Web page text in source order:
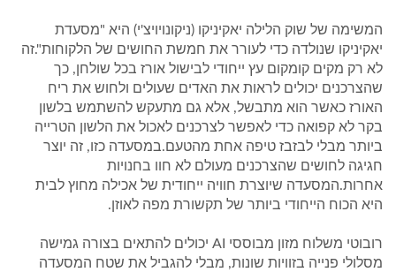
המשימה של שוק הלילה יאקיניקו (ניקונויויצ'י) היא "מסעדת
יאקיניקו שנולדה כדי לעורר את חמשת החושים של הלקוחות".זה
לא רק מקים קומקום עץ ייחודי לבישול אורז בכל שולחן, כך
שהצרכנים יכולים לראות את האדים שעולים ולחוש את ריח
האורז כאשר הוא מתבשל, אלא גם מתעקש להשתמש בלשון
בקר לא קפואה כדי לאפשר לצרכנים לאכול את הלשון הטרייה
ביותר מבלי לבזבז טיפה אחת מהטעם.במסעדה כזו, זה יוצר
חגיגה לחושים שהצרכנים מעולם לא חוו בחנויות
אחרות.המסעדה שיוצרת חוויה ייחודית של אכילה מחוץ לבית
היא הכוח הייחודי ביותר של תקשורת מפה לאוזן.
רובוטי משלוח מזון מבוססי AI יכולים להתאים בצורה גמישה
מסלולי פנייה בזוויות שונות, מבלי להגביל את שטח המסעדה